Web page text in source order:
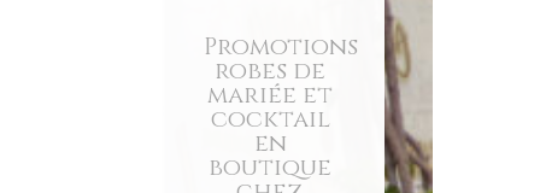
Promotions
robes de
mariée et
cocktail
en
boutique